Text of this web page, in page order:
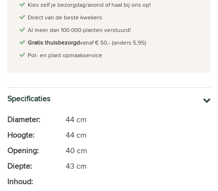
Kies zelf je bezorgdag/avond of haal bij ons op!
Direct van de beste kwekers
Al meer dan 100.000 planten verstuurd!
Gratis thuisbezorgdvanaf € 50,- (anders 5,95)
Pot- en plant opmaakservice
Specificaties
Diameter:
44 cm
Hoogte:
44 cm
Opening:
40 cm
Diepte:
43 cm
Inhoud: